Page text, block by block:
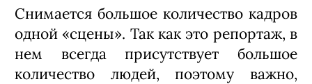
Снимается большое количество кадров
одной «сцены». Так как это репортаж, в
нем всегда присутствует большое
количество людей, поэтому важно,